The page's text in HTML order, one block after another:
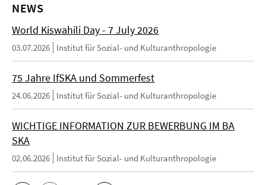
NEWS
World Kiswahili Day - 7 July 2026
03.07.2026 Institut für Sozial- und Kulturanthropologie
75 Jahre IfSKA und Sommerfest
24.06.2026 Institut für Sozial- und Kulturanthropologie
WICHTIGE INFORMATION ZUR BEWERBUNG IM BA
SKA
02.06.2026 Institut für Sozial- und Kulturanthropologie